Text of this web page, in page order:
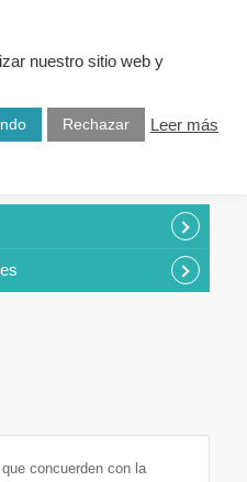
concuerden con la
nuestro sitio web y
Rechazar
Leer más